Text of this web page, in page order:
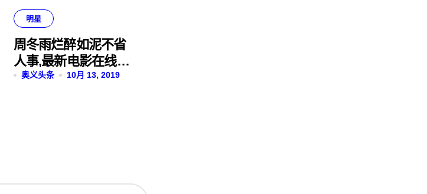
明星
周冬雨烂醉如泥不省
人事,最新电影在线观
看完整版免费
奥义头条 10月 13, 2019